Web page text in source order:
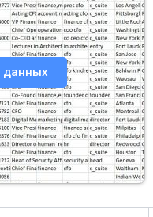
данных